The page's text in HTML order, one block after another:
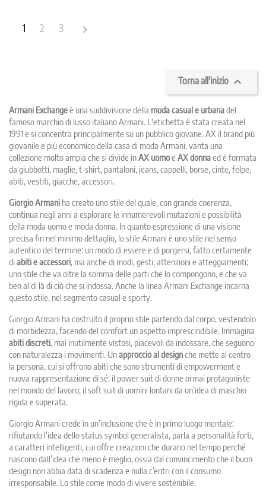
Armani Exchangeè una suddivisione della moda casual e urbanadel
famoso marchio di lusso italiano Armani. L'etichetta è stata creata nel
1991 e si concentra principalmente su un pubblico giovane. AX il brand più
giovanile e più economico della casa di moda Armani, vanta una
collezione molto ampia che si divide inAX uomoe AX donnaed è formata
da giubbotti, maglie, t-shirt, pantaloni, jeans, cappelli, borse, cinte, felpe,
abiti, vestiti, giacche, accessori.
Giorgio Armani ha creato uno stile del quale, con grande coerenza,
continua negli anni a esplorare le innumerevoli mutazioni e possibilità
della moda uomo e moda donna. In quanto espressione di una visione
precisa fin nel minimo dettaglio, lo stile Armani è uno stile nel senso
autentico del termine: un modo di essere e di porgersi, fatto certamente
di abiti e accessori, ma anche di modi, gesti, attenzioni e atteggiamenti;
uno stile che va oltre la somma delle parti che lo compongono, e che va
ben al di là di ciò che si indossa. Anche la linea Armani Exchange incarna
questo stile, nel segmento casual e sporty.
Giorgio Armani ha costruito il proprio stile partendo dal corpo, vestendolo
di morbidezza, facendo del comfort un aspetto imprescindibile. Immagina
abiti discreti, mai inutilmente vistosi, piacevoli da indossare, che seguono
con naturalezza i movimenti. Unapproccio al designche mette al centro
la persona, cui si offrono abiti che sono strumenti di empowerment e
nuova rappresentazione di sé: il power suit di donne ormai protagoniste
nel mondo del lavoro; il soft suit di uomini lontani da un’idea di maschio
rigida e superata.
Giorgio Armani crede in un’inclusione che è in primo luogo mentale:
rifiutando l’idea dello status symbol generalista, parla a personalità forti,
a caratteri intelligenti, cui offre creazioni che durano nel tempo perché
nascono dall’idea che meno è meglio, ossia dal convincimento che il buon
design non abbia data di scadenza e nulla c’entri con il consumo
irresponsabile. Lo stile come modo di vivere sostenibile.
1 2 3 
Torna all'inizio 